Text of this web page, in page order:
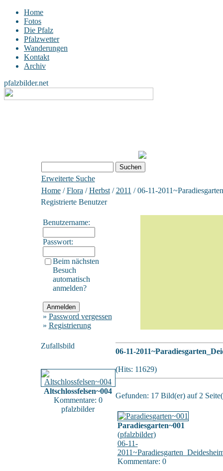
Home
Fotos
Die Pfalz
Pfalzwetter
Wanderungen
Kontakt
Archiv
pfalzbilder.net
Erweiterte Suche
Home/Flora /Herbst/ 2011 / 06-11-
Registrierte Benutzer
Benutzername:
Passwort:
Beim nächsten
Besuch
automatisch
anmelden?
» Password vergessen
» Registrierung
Zufallsbild
Altschlossfelsen~004
Kommentare: 0
pfalzbilder
06-11-
(Hits: 11629)
Gefunden: 17 Bild(er) auf 2
Paradiesgarten~001
(pfalzbilder)
06-11-
Kommentare: 0